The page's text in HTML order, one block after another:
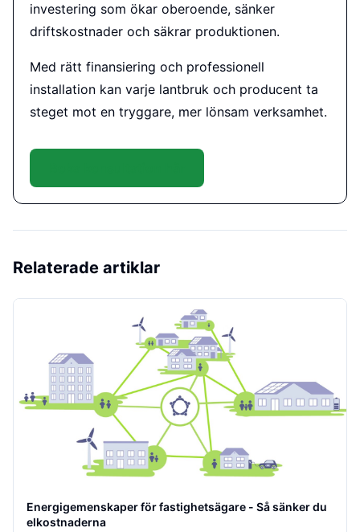
investering som ökar oberoende, sänker
driftskostnader och säkrar produktionen.
Med rätt finansiering och professionell
installation kan varje lantbruk och producent ta
steget mot en tryggare, mer lönsam verksamhet.
Relaterade artiklar
Energigemenskaper för fastighetsägare - Så sänker du
elkostnaderna